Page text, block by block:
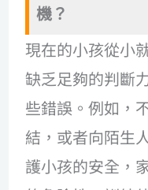
機？
現在的小孩從小
缺乏足夠的判斷
些錯誤。例如，
結，或者向陌生
護小孩的安全，